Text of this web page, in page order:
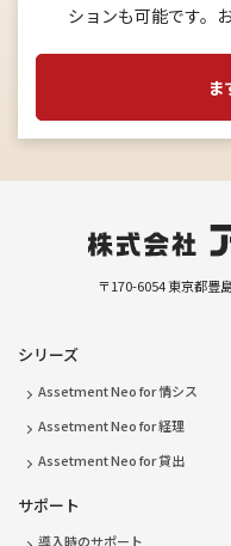
ションも可能です。
ま
〒170-6054東京都豊
シリーズ
Assetment Neo for 情シス
Assetment Neo for 経理
Assetment Neo for 貸出
サポート
導入時のサポート